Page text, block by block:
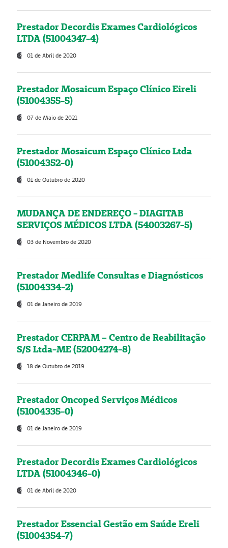
Prestador Decordis Exames Cardiológicos
LTDA (51004347-4)
01 de Abril de 2020
Prestador Mosaicum Espaço Clínico Eireli
(51004355-5)
07 de Maio de 2021
Prestador Mosaicum Espaço Clínico Ltda
(51004352-0)
01 de Outubro de 2020
MUDANÇA DE ENDEREÇO - DIAGITAB
SERVIÇOS MÉDICOS LTDA (54003267-5)
03 de Novembro de 2020
Prestador Medlife Consultas e Diagnósticos
(51004334-2)
01 de Janeiro de 2019
Prestador CERPAM – Centro de Reabilitação
S/S Ltda-ME (52004274-8)
18 de Outubro de 2019
Prestador Oncoped Serviços Médicos
(51004335-0)
01 de Janeiro de 2019
Prestador Decordis Exames Cardiológicos
LTDA (51004346-0)
01 de Abril de 2020
Prestador Essencial Gestão em Saúde Ereli
(51004354-7)